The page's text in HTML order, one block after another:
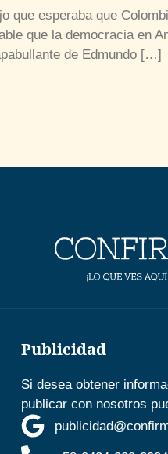
que esperaba que
que la democracia en
de Edmundo […]
Publicidad
Si desea obtener
publicar con nosotros